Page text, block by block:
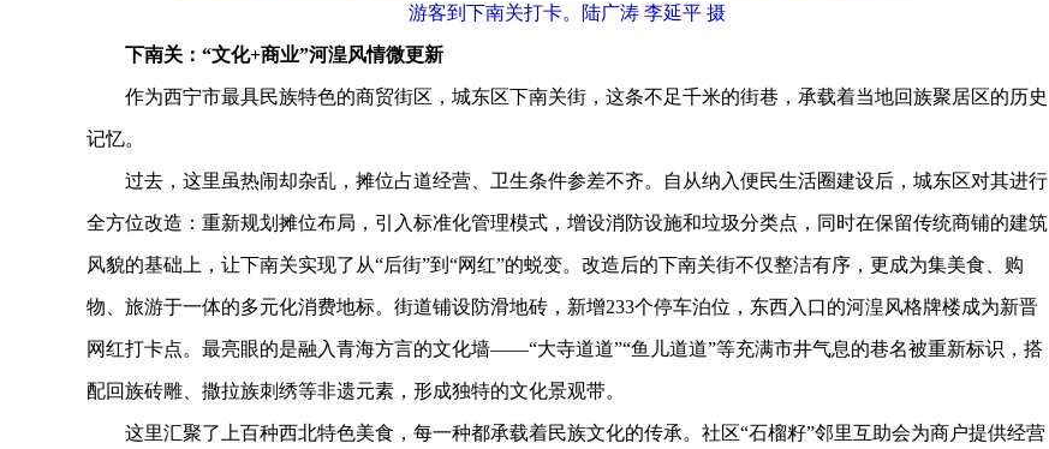
游客到下南关打卡。陆广涛 李延平 摄
下南关：“文化+商业”河湟风情微更新
作为西宁市最具民族特色的商贸街区，城东区下南关街，这条不足千米的街巷，承载着当地回族聚居区的历史
记忆。
过去，这里虽热闹却杂乱，摊位占道经营、卫生条件参差不齐。自从纳入便民生活圈建设后，城东区对其进行
全方位改造：重新规划摊位布局，引入标准化管理模式，增设消防设施和垃圾分类点，同时在保留传统商铺的建筑
风貌的基础上，让下南关实现了从“后街”到“网红”的蜕变。改造后的下南关街不仅整洁有序，更成为集美食、购
物、旅游于一体的多元化消费地标。街道铺设防滑地砖，新增233个停车泊位，东西入口的河湟风格牌楼成为新晋
网红打卡点。最亮眼的是融入青海方言的文化墙——“大寺道道”“鱼儿道道”等充满市井气息的巷名被重新标识，搭
配回族砖雕、撒拉族刺绣等非遗元素，形成独特的文化景观带。
这里汇聚了上百种西北特色美食，每一种都承载着民族文化的传承。社区“石榴籽”邻里互助会为商户提供经营